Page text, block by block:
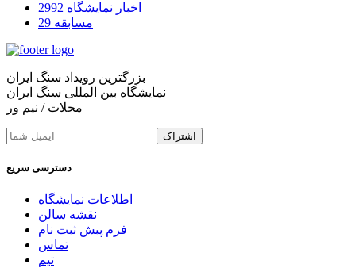
اخبار نمایشگاه 2992
مسابقه 29
بزرگترین رویداد سنگ ایران
نمایشگاه بین المللی سنگ ایران
محلات / نیم ور
اشتراک
دسترسی سریع
اطلاعات نمایشگاه
نقشه سالن
فرم پبش ثبت نام
تماس
تیم